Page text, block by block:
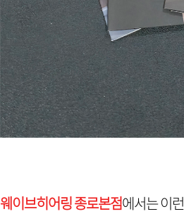
웨이브히어링 종로본점에서는 이